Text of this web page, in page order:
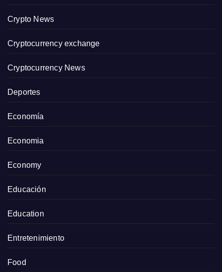
Crypto News
Cryptocurrency exchange
Cryptocurrency News
Deportes
Economía
Economia
Economy
Educación
Education
Entretenimiento
Food